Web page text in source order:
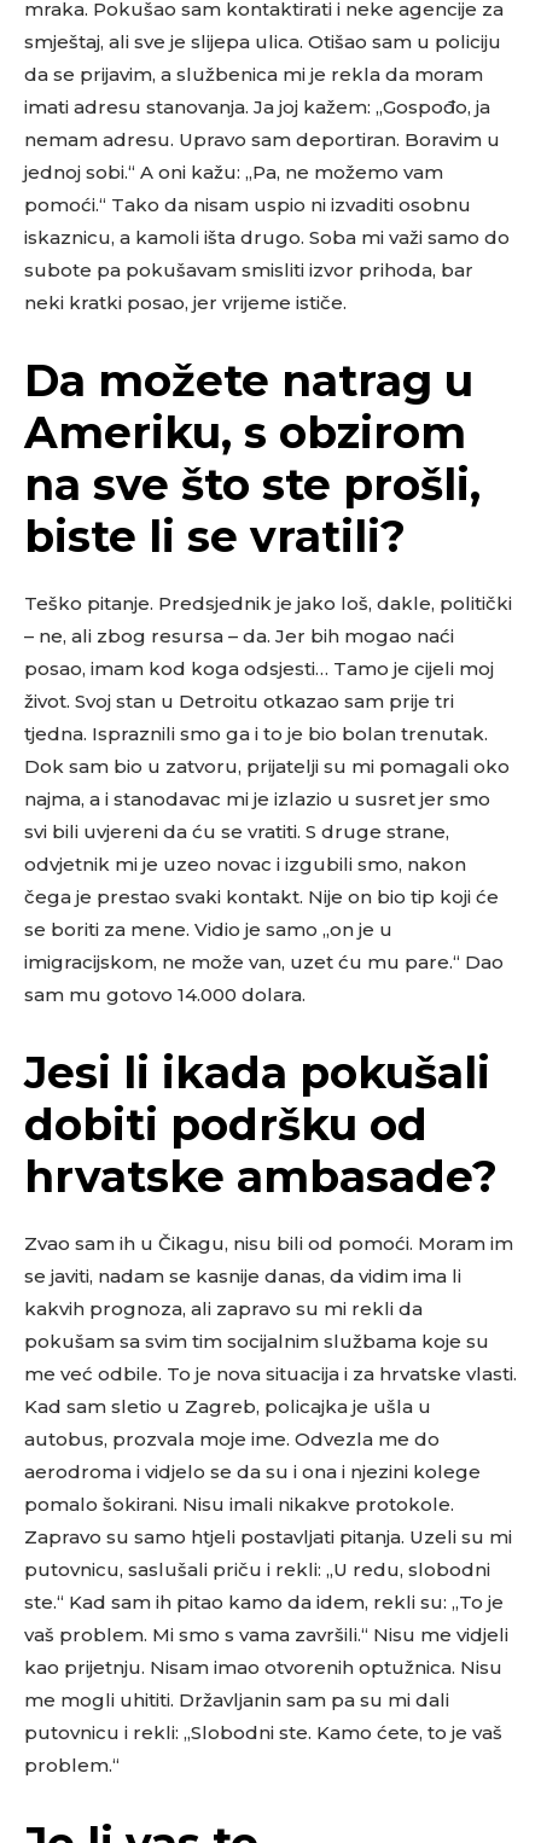
mraka. Pokušao sam kontaktirati i neke agencije za
smještaj, ali sve je slijepa ulica. Otišao sam u policiju
da se prijavim, a službenica mi je rekla da moram
imati adresu stanovanja. Ja joj kažem: „Gospođo, ja
nemam adresu. Upravo sam deportiran. Boravim u
jednoj sobi.“ A oni kažu: „Pa, ne možemo vam
pomoći.“ Tako da nisam uspio ni izvaditi osobnu
iskaznicu, a kamoli išta drugo. Soba mi važi samo do
subote pa pokušavam smisliti izvor prihoda, bar
neki kratki posao, jer vrijeme ističe.
Da možete natrag u
Ameriku, s obzirom
na sve što ste prošli,
biste li se vratili?
Teško pitanje. Predsjednik je jako loš, dakle, politički
– ne, ali zbog resursa – da. Jer bih mogao naći
posao, imam kod koga odsjesti… Tamo je cijeli moj
život. Svoj stan u Detroitu otkazao sam prije tri
tjedna. Ispraznili smo ga i to je bio bolan trenutak.
Dok sam bio u zatvoru, prijatelji su mi pomagali oko
najma, a i stanodavac mi je izlazio u susret jer smo
svi bili uvjereni da ću se vratiti. S druge strane,
odvjetnik mi je uzeo novac i izgubili smo, nakon
čega je prestao svaki kontakt. Nije on bio tip koji će
se boriti za mene. Vidio je samo „on je u
imigracijskom, ne može van, uzet ću mu pare.“ Dao
sam mu gotovo 14.000 dolara.
Jesi li ikada pokušali
dobiti podršku od
hrvatske ambasade?
Zvao sam ih u Čikagu, nisu bili od pomoći. Moram im
se javiti, nadam se kasnije danas, da vidim ima li
kakvih prognoza, ali zapravo su mi rekli da
pokušam sa svim tim socijalnim službama koje su
me već odbile. To je nova situacija i za hrvatske vlasti.
Kad sam sletio u Zagreb, policajka je ušla u
autobus, prozvala moje ime. Odvezla me do
aerodroma i vidjelo se da su i ona i njezini kolege
pomalo šokirani. Nisu imali nikakve protokole.
Zapravo su samo htjeli postavljati pitanja. Uzeli su mi
putovnicu, saslušali priču i rekli: „U redu, slobodni
ste.“ Kad sam ih pitao kamo da idem, rekli su: „To je
vaš problem. Mi smo s vama završili.“ Nisu me vidjeli
kao prijetnju. Nisam imao otvorenih optužnica. Nisu
me mogli uhititi. Državljanin sam pa su mi dali
putovnicu i rekli: „Slobodni ste. Kamo ćete, to je vaš
problem.“